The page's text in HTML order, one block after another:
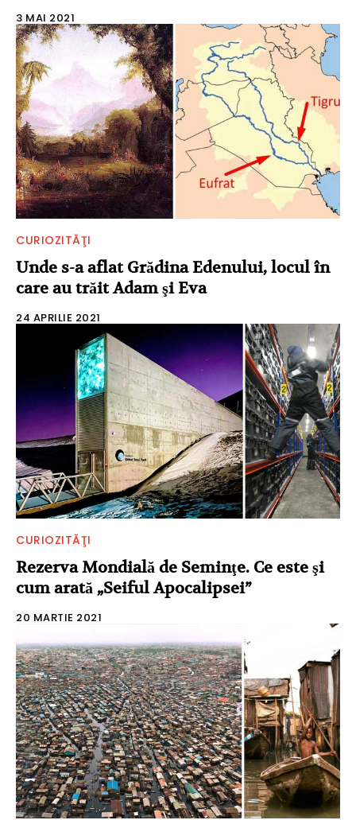
3 MAI 2021
CURIOZITĂŢI
Unde s-a aflat Grădina Edenului, locul în
care au trăit Adam şi Eva
24 APRILIE 2021
CURIOZITĂŢI
Rezerva Mondială de Seminţe. Ce este şi
cum arată „Seiful Apocalipsei”
20 MARTIE 2021